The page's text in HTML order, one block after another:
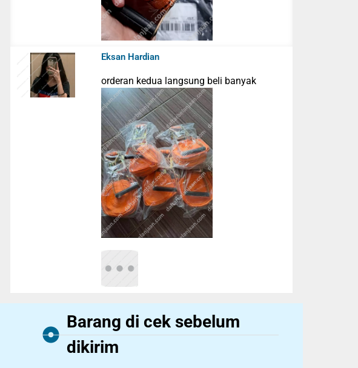
Eksan Hardian
orderan kedua langsung beli banyak
Barang di cek sebelum
dikirim